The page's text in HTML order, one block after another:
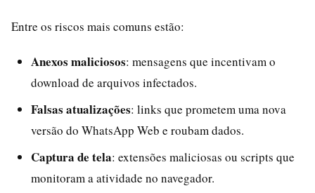
Entre os riscos mais comuns estão:
Anexos maliciosos: mensagens que incentivam o
download de arquivos infectados.
Falsas atualizações: links que prometem uma nova
versão do WhatsApp Web e roubam dados.
Captura de tela: extensões maliciosas ou scripts que
monitoram a atividade no navegador.